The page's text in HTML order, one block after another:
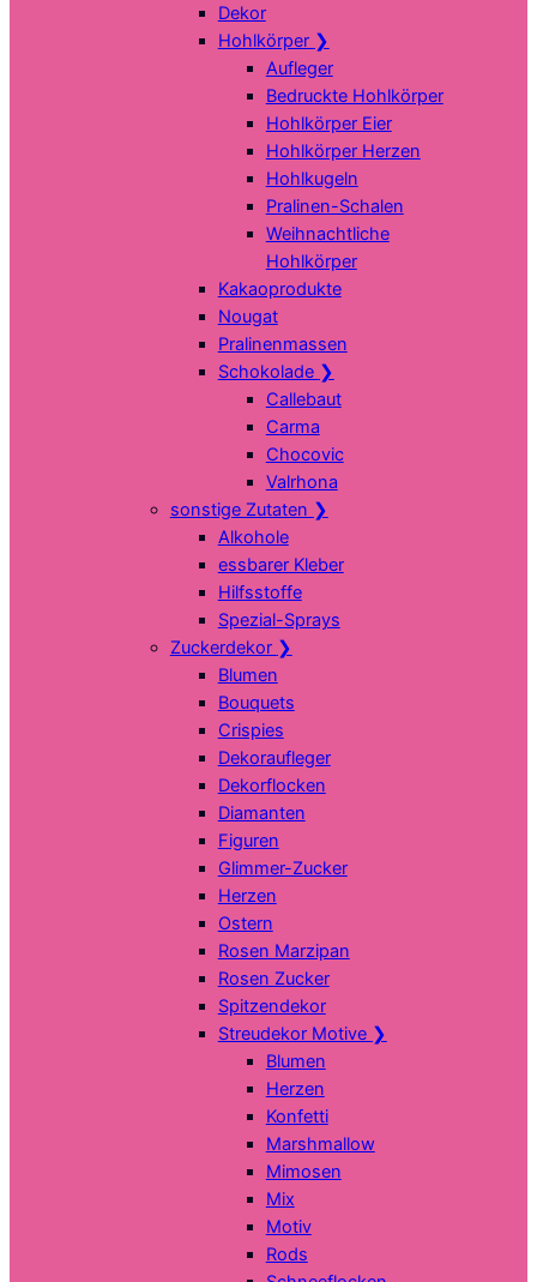
Dekor
Hohlkörper ❯
Aufleger
Bedruckte Hohlkörper
Hohlkörper Eier
Hohlkörper Herzen
Hohlkugeln
Pralinen-Schalen
Weihnachtliche
Hohlkörper
Kakaoprodukte
Nougat
Pralinenmassen
Schokolade ❯
Callebaut
Carma
Chocovic
Valrhona
sonstige Zutaten ❯
Alkohole
essbarer Kleber
Hilfsstoffe
Spezial-Sprays
Zuckerdekor ❯
Blumen
Bouquets
Crispies
Dekoraufleger
Dekorflocken
Diamanten
Figuren
Glimmer-Zucker
Herzen
Ostern
Rosen Marzipan
Rosen Zucker
Spitzendekor
Streudekor Motive ❯
Blumen
Herzen
Konfetti
Marshmallow
Mimosen
Mix
Motiv
Rods